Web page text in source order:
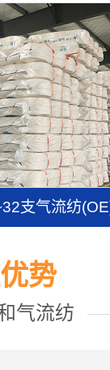
支气流纺
势
气流纺